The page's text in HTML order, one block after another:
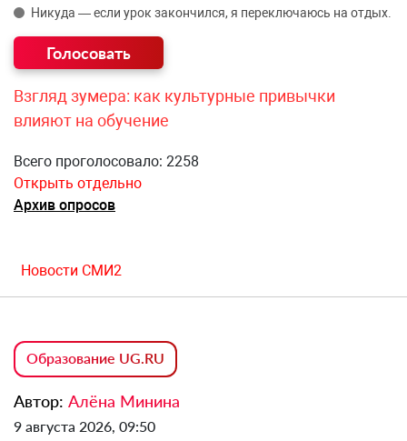
Никуда — если урок закончился, я переключаюсь на отдых.
Взгляд зумера: как культурные привычки
влияют на обучение
Всего проголосовало: 2258
Открыть отдельно
Архив опросов
Новости СМИ2
Образование UG.RU
Автор: Алёна Минина
9 августа 2026, 09:50